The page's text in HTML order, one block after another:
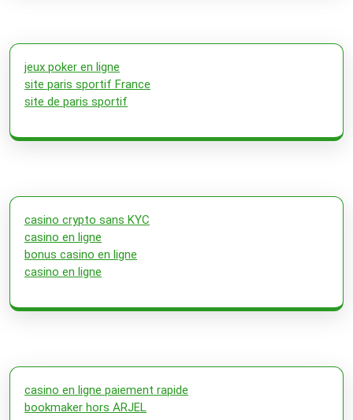
jeux poker en ligne
site paris sportif France
site de paris sportif
casino crypto sans KYC
casino en ligne
bonus casino en ligne
casino en ligne
casino en ligne paiement rapide
bookmaker hors ARJEL